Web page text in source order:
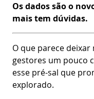
Os dados são o
mais tem dúvidas.
O que parece
gestores um pouco
esse pré-sal que
explorado.